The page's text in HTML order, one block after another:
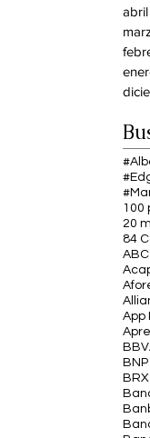
100
20
84
App